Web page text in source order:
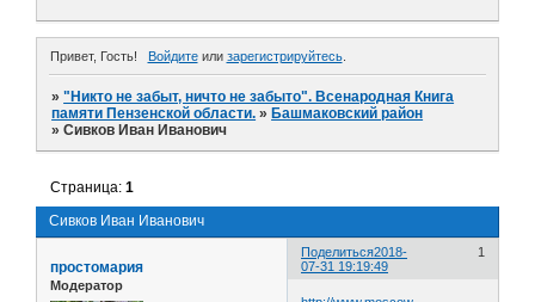
Привет, Гость! Войдитеили зарегистрируйтесь.
»"Никто не забыт, ничто не забыто". Всенародная Книга
памяти Пензенской области. » Башмаковский район
»Сивков Иван Иванович
Сивков Иван Иванович
Страница:1
Поделиться 1
2018-
07-31 19:19:49
простомария
Модератор